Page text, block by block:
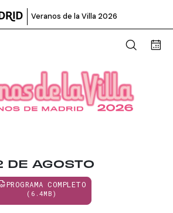
Veranos de la Villa 2026
Abrir
DE AGOSTO
PROGRAMA COMPLETO
(6.4MB)